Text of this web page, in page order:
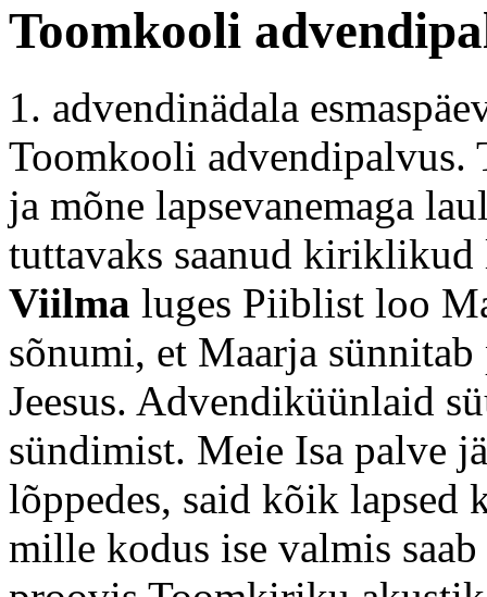
Toomkooli
1. advendinädala
Toomkooli advendipalvus.
ja mõne lapsevanemaga
tuttavaks saanud
Viilma luges Piiblist loo
sõnumi, et Maarja
Jeesus. Advendiküünlaid
sündimist. Meie Isa palve
lõppedes, said kõik
mille kodus ise valmis